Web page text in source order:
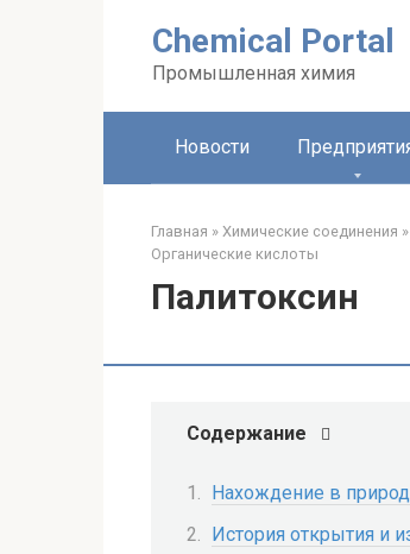
Chemical Portal
Промышленная химия
Новости
Главная » Химические соединения »
Органические кислоты‎
Палитоксин
Содержание
Нахождение в
История открытия и